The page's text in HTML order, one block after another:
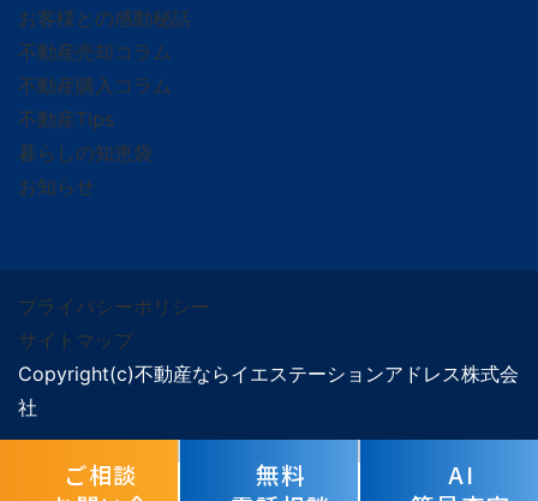
お客様との感動秘話
不動産売却コラム
不動産購入コラム
不動産Tips
暮らしの知恵袋
お知らせ
プライバシーポリシー
サイトマップ
Copyright(c)不動産ならイエステーションアドレス株式会
社
ご相談
無料
AI